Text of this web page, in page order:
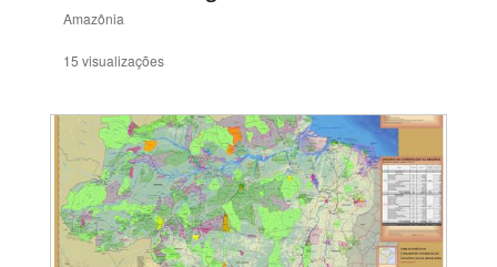
Amazônia
15 visualizações